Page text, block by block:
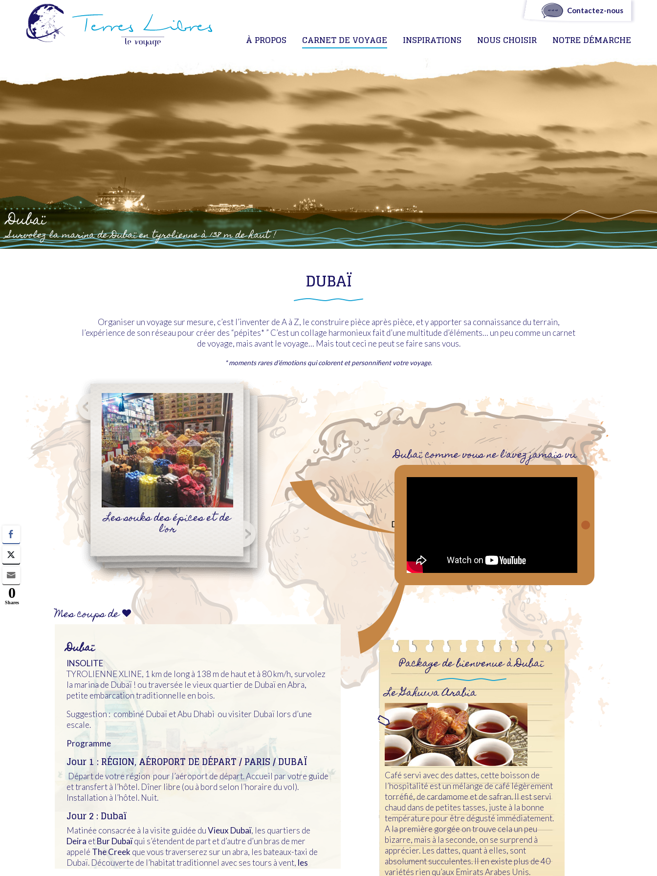
À PROPOS CARNET DE VOYAGE INSPIRATIONS NOUS CHOISIR NOTRE DÉMARCHE
Contactez-nous
Dubaï
Survolez la marina de Dubaï en tyrolienne à 138 m de haut !
DUBAÏ
Organiser un voyage sur mesure, c’est l’inventer de A à Z, le construire pièce après pièce, et y apporter sa connaissance du terrain,
l’expérience de son réseau pour créer des “pépites* ” C’est un collage harmonieux fait d’une multitude d’éléments… un peu comme un carnet
de voyage, mais avant le voyage… Mais tout ceci ne peut se faire sans vous.
* moments rares d’émotions qui colorent et personnifient votre voyage.
Les souks des épices et de
l'or
Découverte des plus
belles dunes du désert
Previous Next
Dubaï comme vous ne l'avez jamais vu
Package de bienvenue à Dubaï
Le Gahuwa Arabia
Café servi avec des dattes, cette boisson de
l’hospitalité est un mélange de café légèrement
torréfié, de cardamome et de safran. Il est servi
chaud dans de petites tasses, juste à la bonne
température pour être dégusté immédiatement.
A la première gorgée on trouve cela un peu
bizarre, mais à la seconde, on se surprend à
apprécier. Les dattes, quant à elles, sont
absolument succulentes. Il en existe plus de 40
variétés rien qu’aux Emirats Arabes Unis.
Mes coups de
Dubaï
INSOLITE
TYROLIENNE XLINE, 1 km de long à 138 m de haut et à 80 km/h, survolez
la marina de Dubaï ! ou traversée le vieux quartier de Dubaï en Abra,
petite embarcation traditionnelle en bois.
Suggestion : combiné Dubaï et Abu Dhabi ou visiter Dubaï lors d’une
escale.
Programme
Jour 1 : RÉGION, AÉROPORT DE DÉPART / PARIS / DUBAÏ
Départ de votre région pour l’aéroport de départ. Accueil par votre guide
et transfert à l’hôtel. Dîner libre (ou à bord selon l’horaire du vol).
Installation à l’hôtel. Nuit.
Jour 2 : Dubaï
Matinée consacrée à la visite guidée duVieux Dubaï, les quartiers de
Deira etBur Dubaïqui s’étendent de part et d’autre d’un bras de mer
appelé The Creek que vous traverserez sur un abra, les bateaux-taxi de
Dubaï. Découverte de l’habitat traditionnel avec ses tours à vent, les
0
Shares